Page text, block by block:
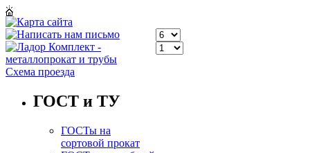
Схема проезда
ГОСТ и ТУ
ГОСТы на
сортовой прокат